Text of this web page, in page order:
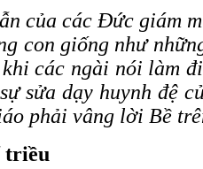
của các Đức giám
con giống như
các ngài nói làm
sửa dạy huynh đệ
phải vâng lời Bề
triều